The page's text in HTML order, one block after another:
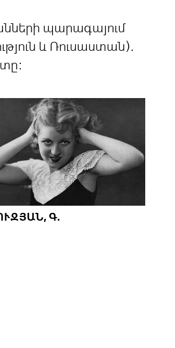
պարագայում
և Ռուսաստան).
Գ.